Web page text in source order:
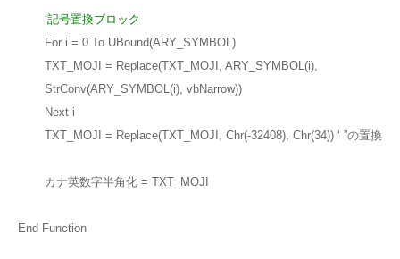
‘記号置換ブロック
For i = 0 To UBound(ARY_SYMBOL)
TXT_MOJI = Replace(TXT_MOJI, ARY_SYMBOL(i),
StrConv(ARY_SYMBOL(i), vbNarrow))
Next i
TXT_MOJI = Replace(TXT_MOJI, Chr(-32408), Chr(34)) ‘ ”の置換
カナ英数字半角化 = TXT_MOJI
End Function